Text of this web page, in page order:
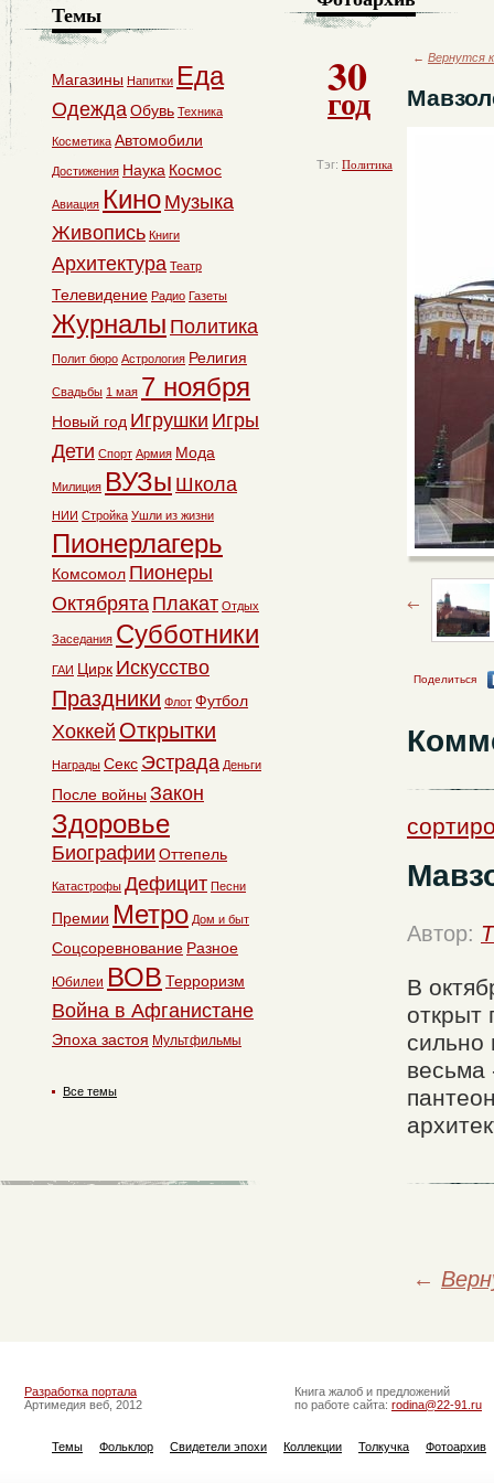
30
год
Тэг: Политика
← Вернутся
Поделиться
Автор:
В
открыт
сильно
весьма
←
Темы
Магазины Напитки Еда
ОдеждаОбувь Техника
Косметика Автомобили
Достижения Наука Космос
Авиация Кино Музыка
Живопись Книги
Архитектура Театр
Телевидение Радио Газеты
Журналы Политика
Полит бюро Астрология Религия
Свадьбы 1 мая 7 ноября
Новый год Игрушки Игры
Дети Спорт Армия Мода
Милиция ВУЗы Школа
НИИ Стройка Ушли из жизни
Пионерлагерь
Комсомол Пионеры
Октябрята Плакат Отдых
Заседания Субботники
ГАИ Цирк Искусство
Праздники Флот Футбол
Хоккей Открытки
Награды Секс Эстрада Деньги
После войны Закон
Здоровье
Биографии Оттепель
Катастрофы Дефицит Песни
Премии Метро Дом и быт
Соцсоревнование Разное
Юбилеи ВОВ Терроризм
Война в Афганистане
Эпоха застоя Мультфильмы
Все темы
Разработка портала
Артимедия веб, 2012
Книга жалоб и предложений
по работе сайта: rodina@22-91.ru
Темы Фольклор Свидетели эпохи Коллекции Толкучка Фотоархив